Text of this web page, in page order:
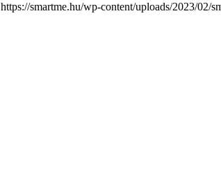
https://smartme.hu/wp-content/uploads/2023/02/